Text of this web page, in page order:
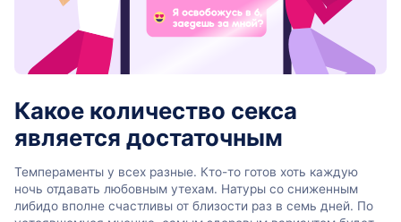
Какое количество секса
является достаточным
Темпераменты у всех разные. Кто-то готов хоть каждую
ночь отдавать любовным утехам. Натуры со сниженным
либидо вполне счастливы от близости раз в семь дней. По